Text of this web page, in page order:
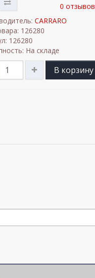
0 отзывов
CARRARO
126280
126280
На складе
В корзину